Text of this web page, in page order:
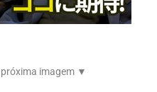
imagem ▼